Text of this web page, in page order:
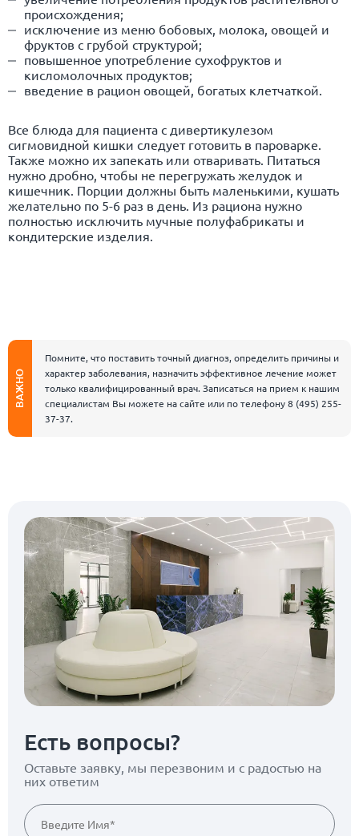
происхождения;
исключение из меню бобовых, молока, овощей и
фруктов с грубой структурой;
повышенное употребление сухофруктов и
кисломолочных продуктов;
введение в рацион овощей, богатых клетчаткой.
Все блюда для пациента с дивертикулезом
сигмовидной кишки следует готовить в пароварке.
Также можно их запекать или отваривать. Питаться
нужно дробно, чтобы не перегружать желудок и
кишечник. Порции должны быть маленькими, кушать
желательно по 5-6 раз в день. Из рациона нужно
полностью исключить мучные полуфабрикаты и
кондитерские изделия.
ВАЖНО
Помните, что поставить точный диагноз, определить причины и
характер заболевания, назначить эффективное лечение может
только квалифицированный врач. Записаться на прием к нашим
специалистам Вы можете на сайте или по телефону8 (495) 255-
37-37.
Есть вопросы?
Оставьте заявку, мы перезвоним и с радостью на
них ответим